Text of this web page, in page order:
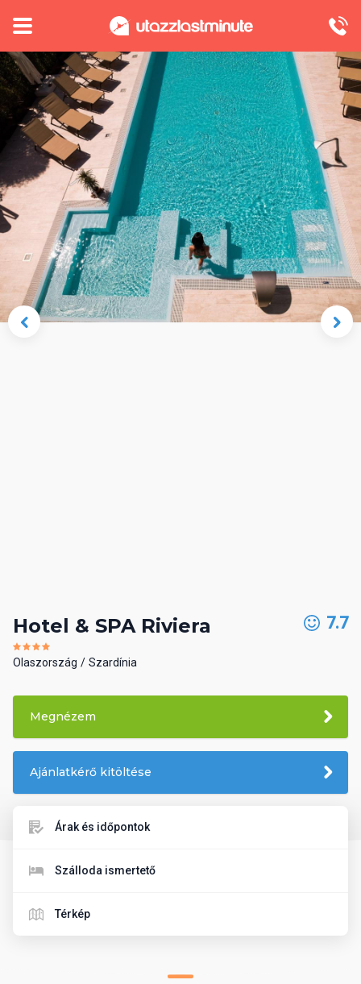
Hotel & SPA Riviera
Olaszország Szardínia
7.7
Megnézem
Ajánlatkérő kitöltése
Árak és időpontok
Szálloda ismertető
Térkép